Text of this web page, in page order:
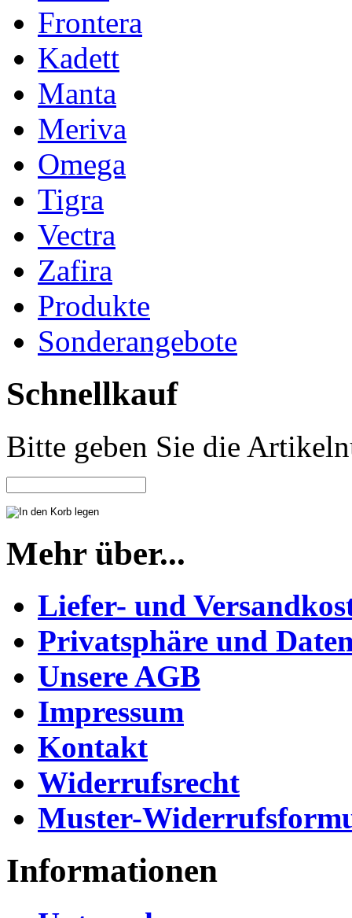
Frontera
Kadett
Manta
Meriva
Omega
Tigra
Vectra
Zafira
Produkte
Sonderangebote
Schnellkauf
Bitte geben Sie die
Mehr über...
Liefer- und
Privatsphäre und
Unsere AGB
Impressum
Kontakt
Widerrufsrecht
Muster-
Informationen